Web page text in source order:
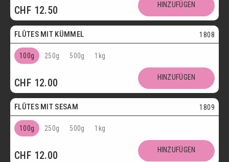
CHF 12.50 HINZUFÜGEN
Vegetarisch
FLÛTES MIT KÜMMEL 1808
100g 250g 500g 1kg
CHF 12.00 HINZUFÜGEN
Vegetarisch
FLÛTES MIT SESAM 1809
100g 250g 500g 1kg
CHF 12.00 HINZUFÜGEN